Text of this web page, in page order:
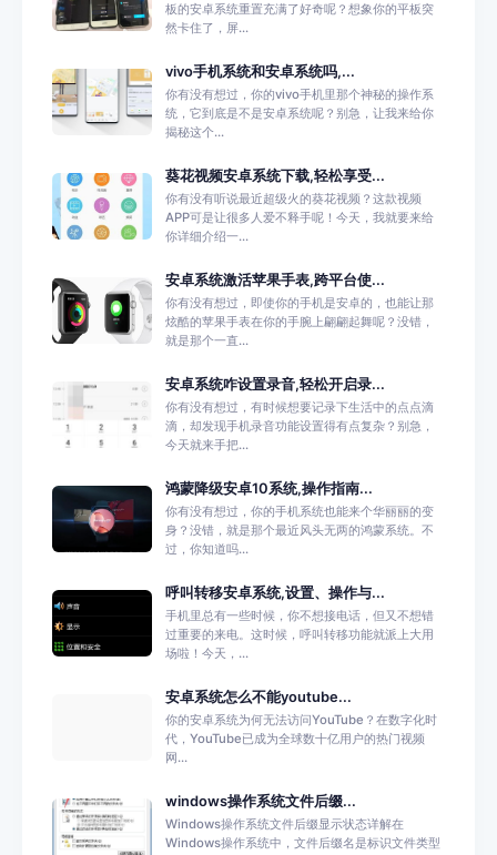
板的安卓系统重置充满了好奇呢？想象你的平板突
然卡住了，屏...
vivo手机系统和安卓系统吗,...
你有没有想过，你的vivo手机里那个神秘的操作系
统，它到底是不是安卓系统呢？别急，让我来给你
揭秘这个...
葵花视频安卓系统下载,轻松享受...
你有没有听说最近超级火的葵花视频？这款视频
APP可是让很多人爱不释手呢！今天，我就要来给
你详细介绍一...
安卓系统激活苹果手表,跨平台使...
你有没有想过，即使你的手机是安卓的，也能让那
炫酷的苹果手表在你的手腕上翩翩起舞呢？没错，
就是那个一直...
安卓系统咋设置录音,轻松开启录...
你有没有想过，有时候想要记录下生活中的点点滴
滴，却发现手机录音功能设置得有点复杂？别急，
今天就来手把...
鸿蒙降级安卓10系统,操作指南...
你有没有想过，你的手机系统也能来个华丽丽的变
身？没错，就是那个最近风头无两的鸿蒙系统。不
过，你知道吗...
呼叫转移安卓系统,设置、操作与...
手机里总有一些时候，你不想接电话，但又不想错
过重要的来电。这时候，呼叫转移功能就派上大用
场啦！今天，...
安卓系统怎么不能youtube...
你的安卓系统为何无法访问YouTube？在数字化时
代，YouTube已成为全球数十亿用户的热门视频
网...
windows操作系统文件后缀...
Windows操作系统文件后缀显示状态详解在
Windows操作系统中，文件后缀名是标识文件类型